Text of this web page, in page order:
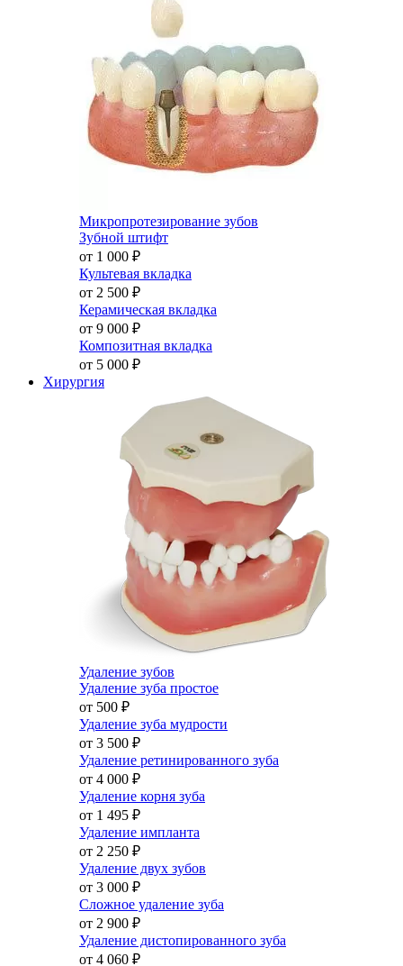
Микропротезирование зубов
Зубной штифт
от 1 000 ₽
Культевая вкладка
от 2 500 ₽
Керамическая вкладка
от 9 000 ₽
Композитная вкладка
от 5 000 ₽
Хирургия
Удаление зубов
Удаление зуба простое
от 500 ₽
Удаление зуба мудрости
от 3 500 ₽
Удаление ретинированного зуба
от 4 000 ₽
Удаление корня зуба
от 1 495 ₽
Удаление импланта
от 2 250 ₽
Удаление двух зубов
от 3 000 ₽
Сложное удаление зуба
от 2 900 ₽
Удаление дистопированного зуба
от 4 060 ₽